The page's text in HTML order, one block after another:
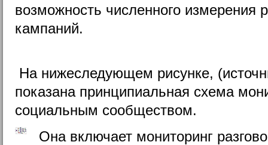
возможность численного измерения
кампаний.
На нижеследующем рисунке,
показана принципиальная схема
социальным сообществом.
Она включает мониторинг